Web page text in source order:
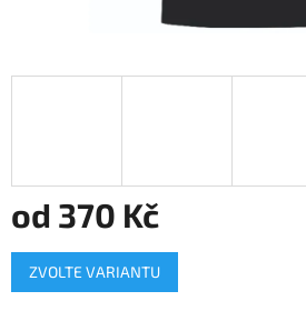
od 370 Kč
Měrná
cena:
ZVOLTE VARIANTU